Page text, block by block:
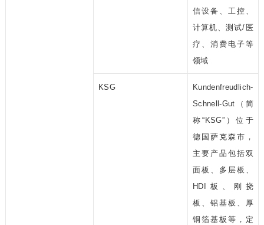
信设备、工控、
计算机、测试/医
疗、消费电子等
领域
KSG
Kundenfreudlich-
Schnell-Gut（简
称“KSG”）位于
德国萨克森市，
主要产品包括双
面板、多层板、
HDI板、刚挠
板、铝基板、厚
铜箔基板等，定